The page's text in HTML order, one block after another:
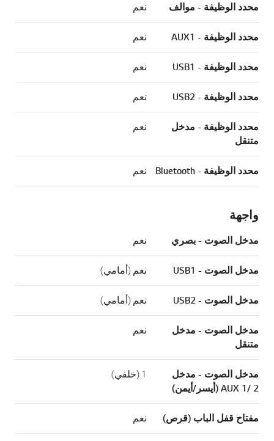
محدد الوظيفة - موالف نعم
محدد الوظيفة - AUX1 نعم
محدد الوظيفة - USB1 نعم
محدد الوظيفة - USB2 نعم
محدد الوظيفة - مدخل
متنقل
نعم
محدد الوظيفة - Bluetooth نعم
واجهة
مدخل الصوت - بصري نعم
مدخل الصوت - USB1 نعم (أمامي)
مدخل الصوت - USB2 نعم (أمامي)
مدخل الصوت - مدخل
متنقل
نعم
مدخل الصوت - مدخل
AUX 1/ 2 (أيسر/أيمن)
1 (خلفي)
مفتاح قفل الباب (قرص) نعم